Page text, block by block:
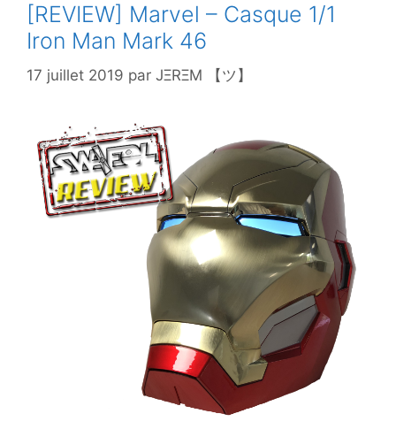
[REVIEW] Marvel – Casque 1/1
Iron Man Mark 46
17 juillet 2019 par JΞRΞM 【ツ】